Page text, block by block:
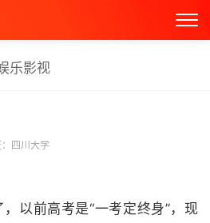
乐影视
四川大学
以前高考是“一考定终身”，现